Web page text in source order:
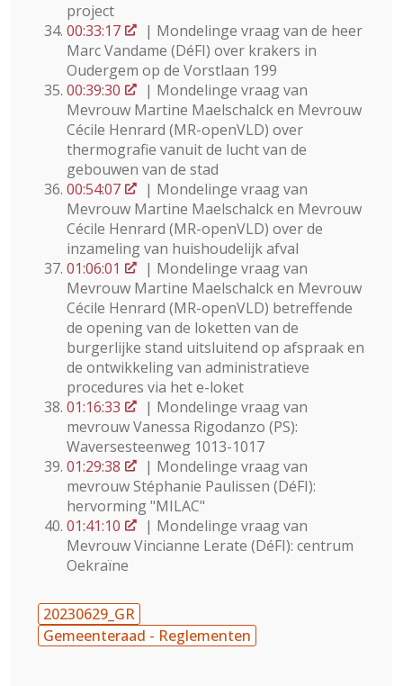
project
00:33:17
| Mondelinge vraag van de heer
Marc Vandame (DéFI) over krakers in
Oudergem op de Vorstlaan 199
00:39:30
| Mondelinge vraag van
Mevrouw Martine Maelschalck en Mevrouw
Cécile Henrard (MR-openVLD) over
thermografie vanuit de lucht van de
gebouwen van de stad
00:54:07
| Mondelinge vraag van
Mevrouw Martine Maelschalck en Mevrouw
Cécile Henrard (MR-openVLD) over de
inzameling van huishoudelijk afval
01:06:01
| Mondelinge vraag van
Mevrouw Martine Maelschalck en Mevrouw
Cécile Henrard (MR-openVLD) betreffende
de opening van de loketten van de
burgerlijke stand uitsluitend op afspraak en
de ontwikkeling van administratieve
procedures via het e-loket
01:16:33
| Mondelinge vraag van
mevrouw Vanessa Rigodanzo (PS):
Waversesteenweg 1013-1017
01:29:38
| Mondelinge vraag van
mevrouw Stéphanie Paulissen (DéFI):
hervorming "MILAC"
01:41:10
| Mondelinge vraag van
Mevrouw Vincianne Lerate (DéFI): centrum
Oekraïne
20230629_GR
Gemeenteraad - Reglementen